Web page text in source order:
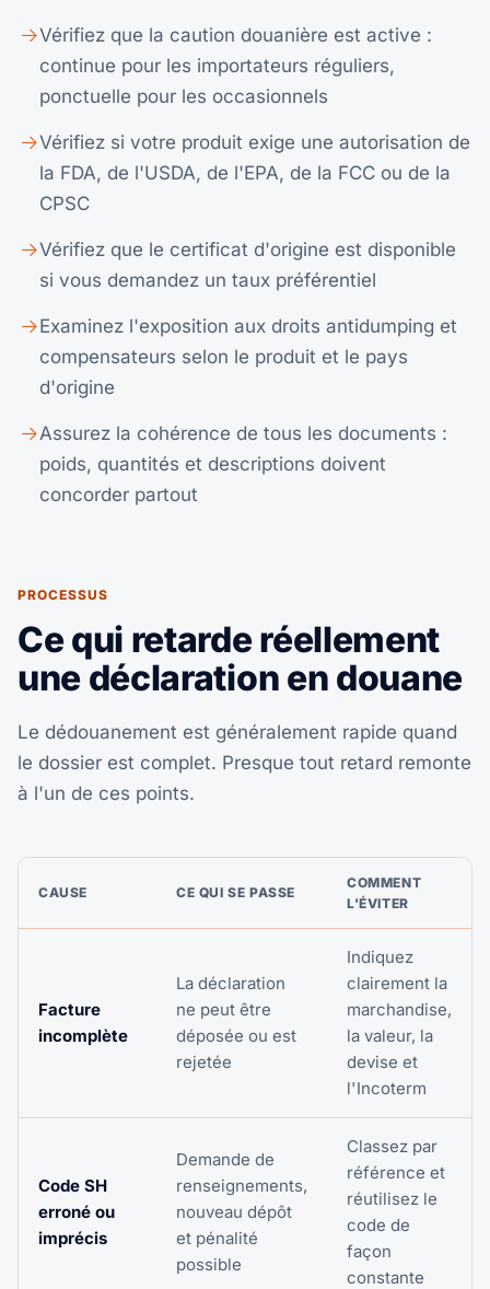
Vérifiez que la caution douanière est active :
continue pour les importateurs réguliers,
ponctuelle pour les occasionnels
Vérifiez si votre produit exige une autorisation de
la FDA, de l'USDA, de l'EPA, de la FCC ou de la
CPSC
Vérifiez que le certificat d'origine est disponible
si vous demandez un taux préférentiel
Examinez l'exposition aux droits antidumping et
compensateurs selon le produit et le pays
d'origine
Assurez la cohérence de tous les documents :
poids, quantités et descriptions doivent
concorder partout
PROCESSUS
Ce qui retarde réellement
une déclaration en douane
Le dédouanement est généralement rapide quand
le dossier est complet. Presque tout retard remonte
à l'un de ces points.
CAUSE CE QUI SE PASSE
COMMENT
L'ÉVITER
Facture
incomplète
La déclaration
ne peut être
déposée ou est
rejetée
Indiquez
clairement la
marchandise,
la valeur, la
devise et
l'Incoterm
Code SH
erroné ou
imprécis
Demande de
renseignements,
nouveau dépôt
et pénalité
possible
Classez par
référence et
réutilisez le
code de
façon
constante